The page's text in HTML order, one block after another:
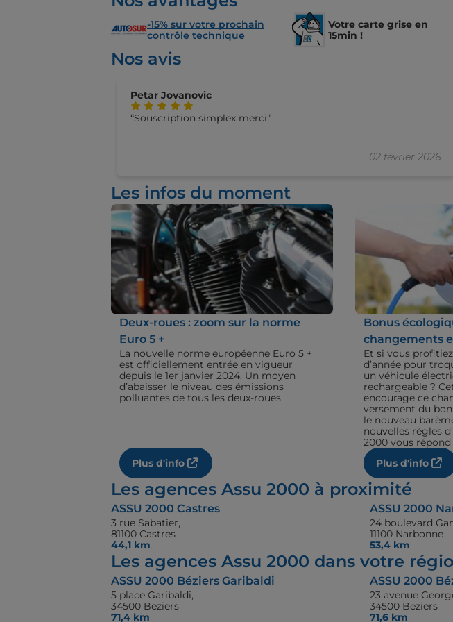
-15% sur votre prochain
contrôle technique
Votre carte grise en
15min !
Nos avis
Petar Jovanovic
02 février 2026
Souscription simplex merci
Les infos du moment
Deux-roues : zoom sur la norme
Euro 5 +
La nouvelle norme européenne Euro 5 +
est officiellement entrée en vigueur
depuis le 1er janvier 2024. Un moyen
d’abaisser le niveau des émissions
polluantes de tous les deux-roues.
Plus d'info
Bonus
changements
Et si vous
d’année pour
un véhicule
rechargeable ?
encourage ce
versement du
le nouveau
nouvelles règles
2000 vous répond
Plus d'info
Les agences Assu 2000 à proximité
ASSU 2000 Castres
3 rue Sabatier,
81100 Castres
44,1 km
ASSU 2000
24 boulevard
11100 Narbonne
53,4 km
Les agences Assu 2000 dans votre
ASSU 2000 Béziers Garibaldi
5 place Garibaldi,
34500 Beziers
71,4 km
ASSU 2000
23 avenue
34500 Beziers
71,6 km